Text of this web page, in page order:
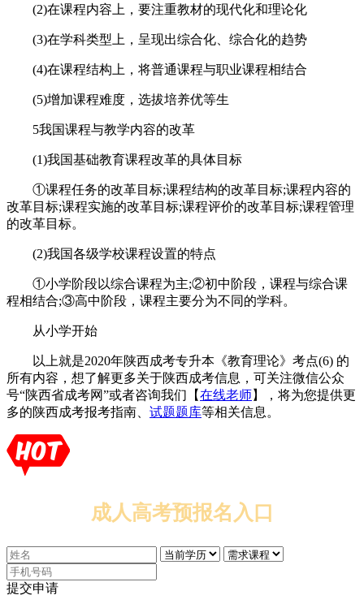
(2)在课程内容上，要注重教材的现代化和理论化
(3)在学科类型上，呈现出综合化、综合化的趋势
(4)在课程结构上，将普通课程与职业课程相结合
(5)增加课程难度，选拔培养优等生
5我国课程与教学内容的改革
(1)我国基础教育课程改革的具体目标
①课程任务的改革目标;课程结构的改革目标;课程内容的
改革目标;课程实施的改革目标;课程评价的改革目标;课程管理
的改革目标。
(2)我国各级学校课程设置的特点
①小学阶段以综合课程为主;②初中阶段，课程与综合课
程相结合;③高中阶段，课程主要分为不同的学科。
从小学开始
以上就是2020年陕西成考专升本《教育理论》考点(6) 的
所有内容，想了解更多关于陕西成考信息，可关注微信公众
号“陕西省成考网”或者咨询我们【在线老师】，将为您提供更
多的陕西成考报考指南、 试题题库等相关信息。
成人高考预报名入口
提交申请